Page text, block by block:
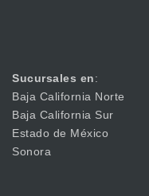
Sucursales en:
Baja California Norte
Baja California Sur
Estado de México
Sonora